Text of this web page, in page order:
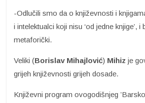
-Odlučili smo da o književnosti i
i intelektualci koji nisu ‘od jedne knjige’, i
metaforički.
Veliki (Borislav Mihajlović) Mihiz je
grijeh književnosti grijeh dosade.
Književni program ovogodišnjeg